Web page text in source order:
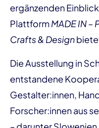
ergänzenden
PlattformMADE IN
Crafts & Design
Die Ausstellung in
entstandene
Gestalter:innen,
Forscher:innen aus